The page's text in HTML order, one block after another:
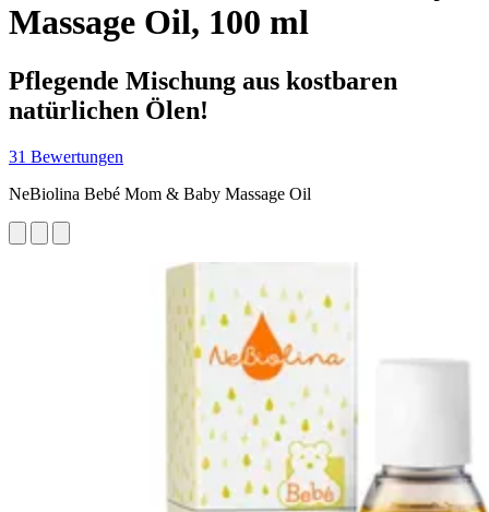
Massage Oil, 100 ml
Pflegende Mischung aus kostbaren
natürlichen Ölen!
31 Bewertungen
NeBiolina Bebé Mom & Baby Massage Oil